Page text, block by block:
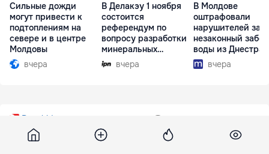
Сильные дожди
могут привести к
подтоплениям на
севере и в центре
Молдовы
вчера
В Делакэу 1 ноября
состоится
референдум по
вопросу разработки
минеральных
ресурсов
вчера
В Молдове
оштрафовали
нарушителей за
незаконный забор
воды из Днестра
вчера
Deschide
A dispărut ministrul Finanţelor,